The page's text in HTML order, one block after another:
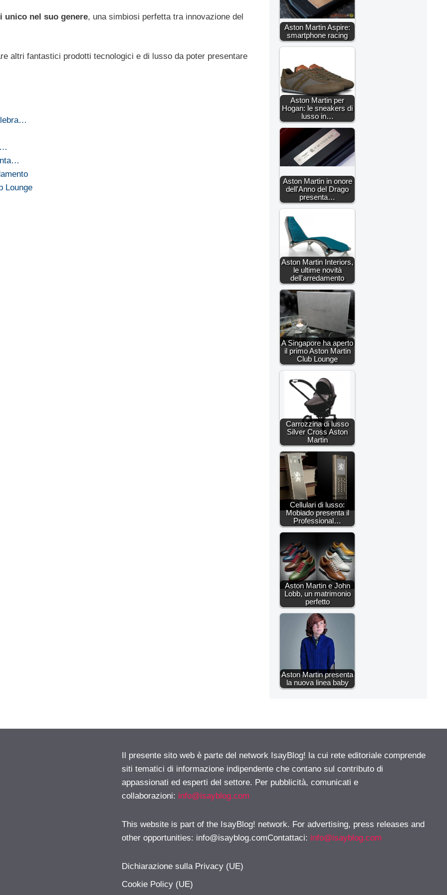
unico nel suo genere, una simbiosi perfetta tra innovazione del
altri fantastici prodotti tecnologici e di lusso da poter presentare
Lounge
Aston Martin Aspire:
smartphone racing
Aston Martin per
Hogan: le sneakers di
lusso in…
Aston Martin in onore
dell'Anno del Drago
presenta…
Aston Martin Interiors,
le ultime novità
dell'arredamento
A Singapore ha aperto
il primo Aston Martin
Club Lounge
Carrozzina di lusso
Silver Cross Aston
Martin
Cellulari di lusso:
Mobiado presenta il
Professional…
Aston Martin e John
Lobb, un matrimonio
perfetto
Aston Martin presenta
la nuova linea baby
Il presente sito web è parte del network IsayBlog! la cui rete editoriale comprende
siti tematici di informazione indipendente che contano sul contributo di
appassionati ed esperti del settore. Per pubblicità, comunicati e
collaborazioni: info@isayblog.com
This website is part of the IsayBlog! network. For advertising, press releases and
other opportunities: info@isayblog.comContattaci: info@isayblog.com
Dichiarazione sulla Privacy (UE)
Cookie Policy (UE)